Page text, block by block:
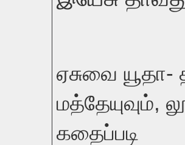
ஏசுவை
மத்தேயுவும்,
கதைப்படி